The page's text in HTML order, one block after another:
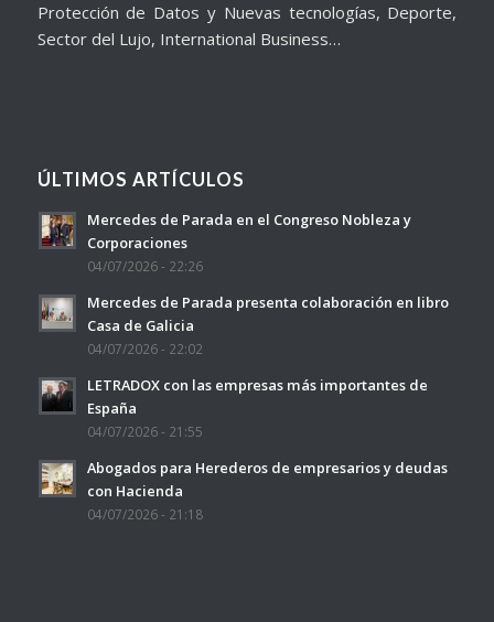
Protección de Datos y Nuevas tecnologías, Deporte,
Sector del Lujo, International Business…
ÚLTIMOS ARTÍCULOS
Mercedes de Parada en el Congreso Nobleza y
Corporaciones
04/07/2026 - 22:26
Mercedes de Parada presenta colaboración en libro
Casa de Galicia
04/07/2026 - 22:02
LETRADOX con las empresas más importantes de
España
04/07/2026 - 21:55
Abogados para Herederos de empresarios y deudas
con Hacienda
04/07/2026 - 21:18